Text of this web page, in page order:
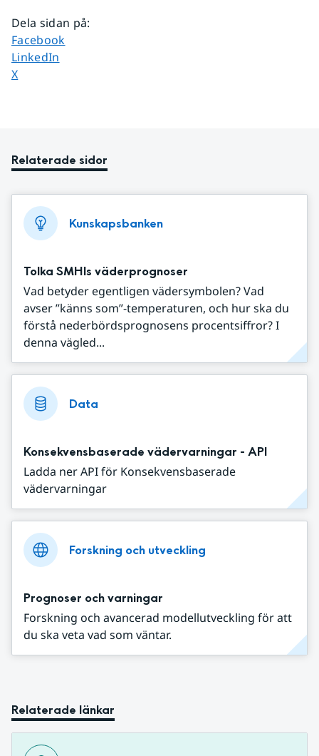
Dela sidan på:
Dela sidan på
Facebook
Dela sidan på
LinkedIn
Dela sidan på
X
Relaterade sidor
Kunskapsbanken
Tolka SMHIs väderprognoser
Vad betyder egentligen vädersymbolen? Vad
avser ”känns som”-temperaturen, och hur ska du
förstå nederbördsprognosens procentsiffror? I
denna vägled...
Data
Konsekvensbaserade vädervarningar - API
Ladda ner API för Konsekvensbaserade
vädervarningar
Forskning och utveckling
Prognoser och varningar
Forskning och avancerad modellutveckling för att
du ska veta vad som väntar.
Relaterade länkar